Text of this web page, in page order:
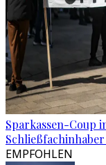
Sparkassen-Coup
EMPFOHLEN